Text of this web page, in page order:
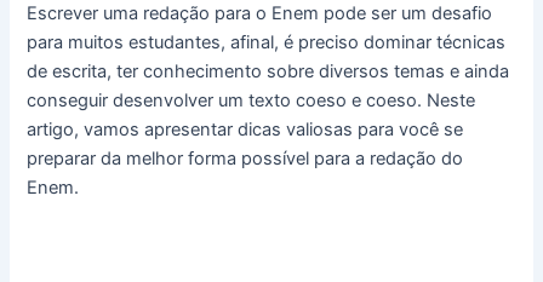
Escrever uma redação para o Enem pode ser um desafio
para muitos estudantes, afinal, é preciso dominar técnicas
de escrita, ter conhecimento sobre diversos temas e ainda
conseguir desenvolver um texto coeso e coeso. Neste
artigo, vamos apresentar dicas valiosas para você se
preparar da melhor forma possível para a redação do
Enem.